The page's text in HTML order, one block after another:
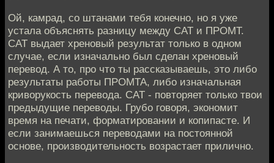
Ой, камрад, со штанами тебя конечно, но я уже
устала объяснять разницу между CAT и ПРОМТ.
CAT выдает хреновый результат только в одном
случае, если изначально был сделан хреновый
перевод. А то, про что ты рассказываешь, это либо
результаты работы ПРОМТА, либо изначальная
криворукость перевода. CAT - повторяет только твои
предыдущие переводы. Грубо говоря, экономит
время на печати, форматировании и копипасте. И
если занимаешься переводами на постоянной
основе, производительность возрастает прилично.